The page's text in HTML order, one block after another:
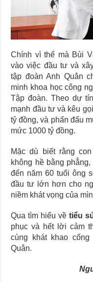
Chính vì thế mà Bùi
vào việc đầu tư và
tập đoàn Anh Quân
minh khoa học công
Tập đoàn. Theo dự
mạnh đầu tư và kêu
tỷ đồng, và phấn đấu
mức 1000 tỷ đồng.
Mặc dù biết rằng
không hề bằng
đến năm 60 tuổi ông
đầu tư lớn hơn cho
niềm khát vọng của
Qua tìm hiểu vềtiểu
phục và hết lời cảm
cùng khát khao
Quân.